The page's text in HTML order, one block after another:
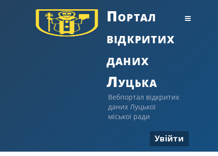
Портал
відкритих
даних
Луцька
Вебпортал відкритих
даних Луцької
міської ради
Увійти